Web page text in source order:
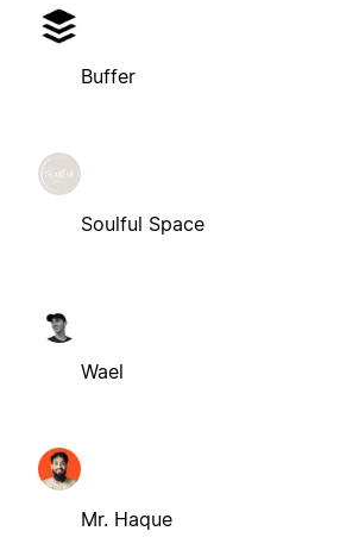
Buffer
Soulful Space
Wael
Mr. Haque